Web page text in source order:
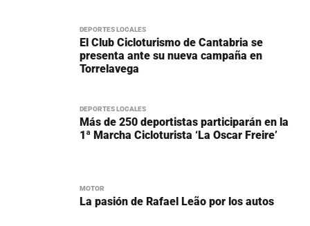
DEPORTES LOCALES
El Club Cicloturismo de Cantabria se
presenta ante su nueva campaña en
Torrelavega
DEPORTES LOCALES
Más de 250 deportistas participarán en la
1ª Marcha Cicloturista ‘La Oscar Freire’
MOTOR
La pasión de Rafael Leão por los autos